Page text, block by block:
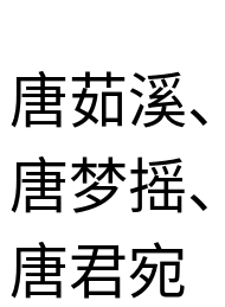
唐茹溪
唐梦摇
唐君宛